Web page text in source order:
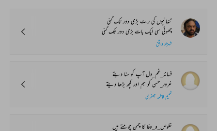
تنہائیوں کی رات بڑی دور تک گئی
چھوٹی سی ایک بات بڑی دور تک گئی
شہزاد واثق
فسانۂ_غم_دل آپ کو سنا دیتے
غرور_حسن کو ہم اور کچھ بڑھا دیتے
شمیم فاطمہ جعفری
خلوص_و_وفا کا چمن چومتے ہیں